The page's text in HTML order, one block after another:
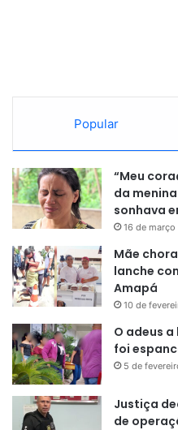
autoridades locais.
Popular
“Meu
da
sonhava
16 de
Mãe
lanche
Amapá
10 de
O adeus a
foi
5 de
Justiça
de